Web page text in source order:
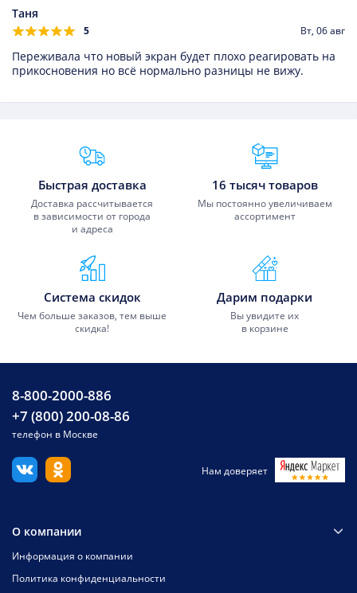
Digma Bravis NP725 3G
Digma Bravis NP725 3G
Digma Colorfly E708 3G
Digma Explay Tornado 7.0
Digma Explay Tornado 7.0
Таня
5 Вт, 06 авг
Переживала что новый экран будет плохо реагировать на
прикосновения но всё нормально разницы не вижу.
Преимущества Fixmobile
Быстрая доставка
Доставка рассчитывается
в зависимости от города
и адреса
16 тысяч товаров
Мы постоянно увеличиваем
ассортимент
Система скидок
Чем больше заказов, тем выше
скидка!
Дарим подарки
Вы увидите их
в корзине
8-800-2000-886
+7 (800) 200-08-86
телефон в Москве
Нам доверяет
О компании
Информация о компании
Политика конфиденциальности